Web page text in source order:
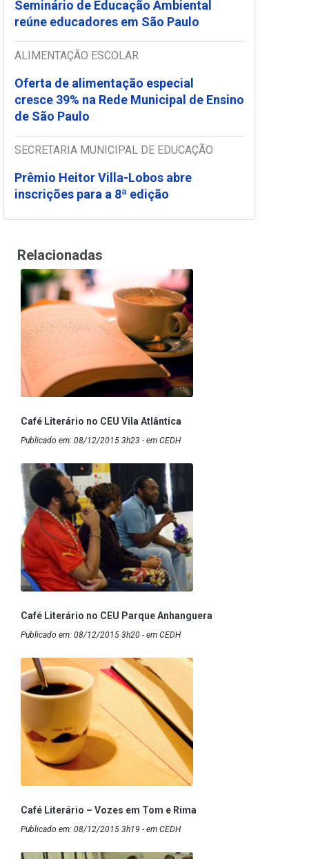
Seminário de Educação Ambiental
reúne educadores em São Paulo
ALIMENTAÇÃO ESCOLAR
Oferta de alimentação especial
cresce 39% na Rede Municipal de Ensino
de São Paulo
SECRETARIA MUNICIPAL DE EDUCAÇÃO
Prêmio Heitor Villa-Lobos abre
inscrições para a 8ª edição
Relacionadas
Café Literário no CEU Vila Atlântica
Publicado em: 08/12/2015 3h23 - em CEDH
Café Literário no CEU Parque Anhanguera
Publicado em: 08/12/2015 3h20 - em CEDH
Café Literário – Vozes em Tom e Rima
Publicado em: 08/12/2015 3h19 - em CEDH